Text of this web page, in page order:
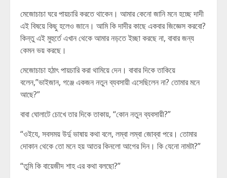
মেজোচাচা ঘরে পায়চারি করতে থাকেন। আমার কেনো জানি মনে হচ্ছে দাদী
এই বিষয়ে কিছু হলেও জানে। আমি কি দাদীর কাছে একবার জিজ্ঞেস করবো?
কিন্তু এই মুহুর্তে এখান থেকে আমার নড়তে ইচ্ছা করছে না, বাবার জন্য
কেমন ভয় করছে।
মেজোচাচা হঠাৎ পায়চারি করা থামিয়ে দেন। বাবার দিকে তাকিয়ে
বলেন,”ভাইজান, গঞ্জে একজন নতুন ব্যবসায়ী এসেছিলেন না? তোমার মনে
আছে?”
বাবা ঘোলাটে চোখে তার দিকে তাকায়, “কোন নতুন ব্যবসায়ী?”
“ওইযে, সবসময় উর্দু ভাষায় কথা বলে, লম্বা লম্বা জোব্বা পরে। তোমার
দোকান থেকে তো মনে হয় আতর কিনলো আগের দিন। কি যেনো নামটা?”
“তুমি কি বায়েজীদ শাহ এর কথা বলছো?”